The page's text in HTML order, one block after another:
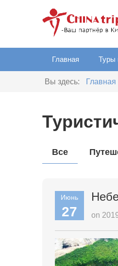
Главная Туры
Вы здесь: Главная
Все
Июнь
27 on